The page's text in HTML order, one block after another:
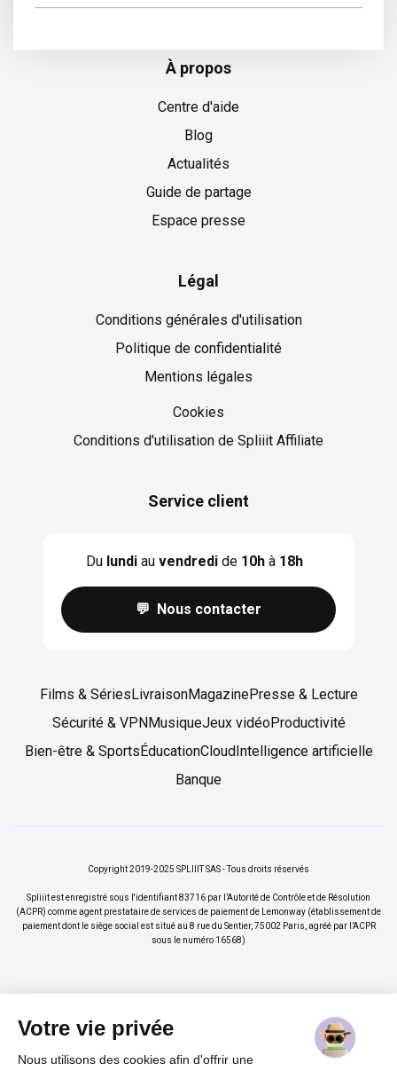
Votre vie privée
Nous utilisons des cookies afin d'offrir une
À propos
Centre d'aide
Blog
Actualités
Guide de partage
Espace presse
Légal
Conditions générales d'utilisation
Politique de confidentialité
Mentions légales
Cookies
Cookies
Conditions d'utilisation de Spliiit Affiliate
Service client
Du lundiau vendredide 10hà 18h
💬 Nous contacter
Films & SériesLivraisonMagazinePresse & Lecture
Sécurité & VPNMusiqueJeux vidéoProductivité
Bien-être & SportsÉducationCloudIntelligence artificielle
Banque
Copyright 2019-2025 SPLIIIT SAS - Tous droits réservés
Spliiit est enregistré sous l'identifiant 83716 par l’Autorité de Contrôle et de Résolution
(ACPR) comme agent prestataire de services de paiement de Lemonway (établissement de
paiement dont le siège social est situé au 8 rue du Sentier, 75002 Paris, agréé par l’ACPR
sous le numéro 16568)